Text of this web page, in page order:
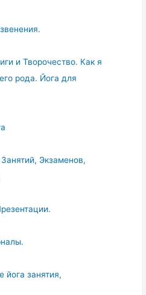
и Творочество. Как я
рода. Йога для
Экзаменов,
занятия,